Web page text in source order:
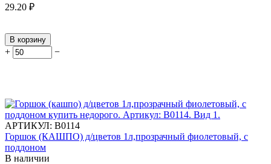
29.20 ₽
В корзину
+ −
АРТИКУЛ: В0114
Горшок (КАШПО) д/цветов 1л,прозрачный фиолетовый, с
поддоном
В наличии